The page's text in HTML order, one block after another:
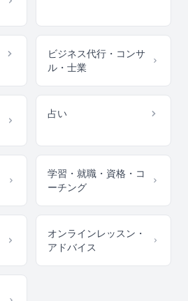
ビジネス代行・コンサ
ル・士業
占い
学習・就職・資格・コ
ーチング
オンラインレッスン・
アドバイス